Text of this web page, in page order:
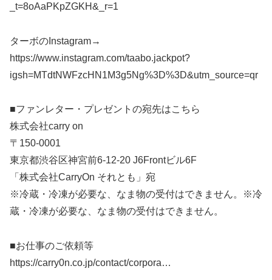
_t=8oAaPKpZGKH&_r=1
ターボのInstagram→
https://www.instagram.com/taabo.jackpot?
igsh=MTdtNWFzcHN1M3g5Ng%3D%3D&utm_source=qr
■ファンレター・プレゼントの宛先はこちら
株式会社carry on
〒150-0001
東京都渋谷区神宮前6-12-20 J6Frontビル6F
「株式会社CarryOn それとも」宛
※冷蔵・冷凍が必要な、なま物の受付はできません。※冷
蔵・冷凍が必要な、なま物の受付はできません。
■お仕事のご依頼等
https://carry0n.co.jp/contact/corpora…